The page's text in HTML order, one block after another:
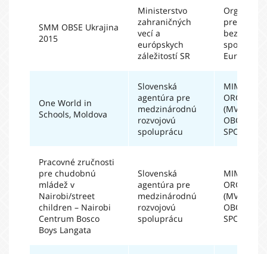
SMM OBSE Ukrajina
2015
Ministerstvo
zahraničných
vecí a
európskych
záležitostí SR
pre
Európe
One World in
Schools, Moldova
Slovenská
agentúra pre
medzinárodnú
rozvojovú
spoluprácu
(MVO) A
Pracovné zručnosti
pre chudobnú
mládež v
Nairobi/street
children – Nairobi
Centrum Bosco
Boys Langata
Slovenská
agentúra pre
medzinárodnú
rozvojovú
spoluprácu
(MVO) A